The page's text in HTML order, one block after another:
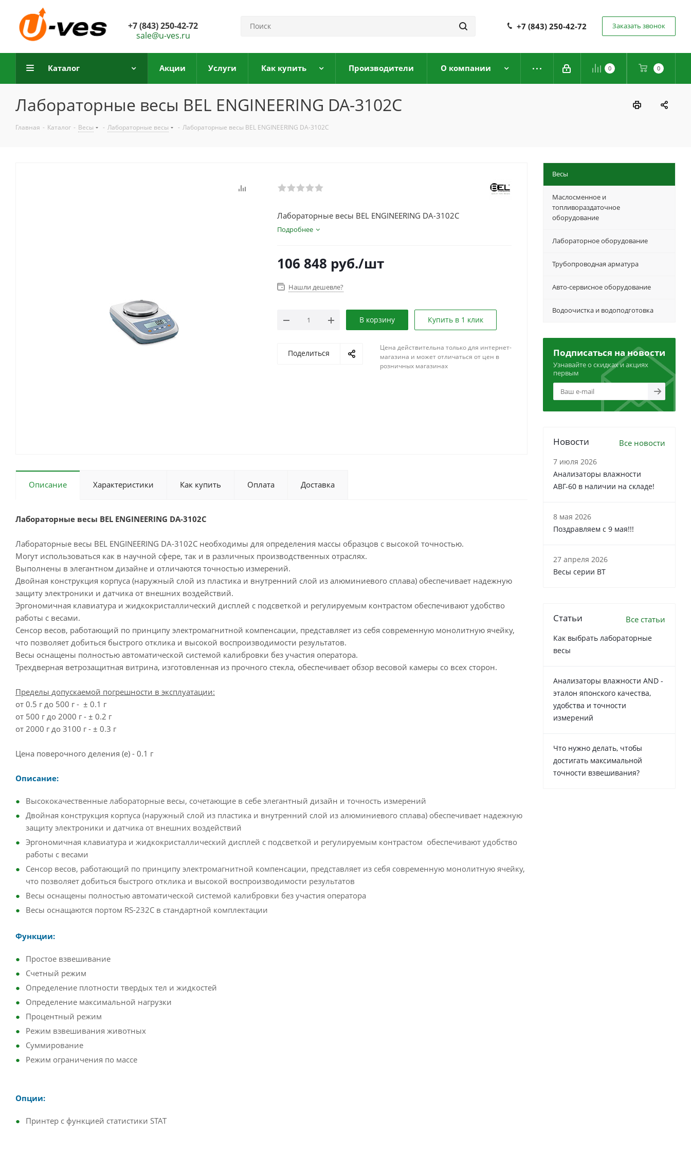
+7 (843) 250-42-72
sale@u-ves.ru
+7 (843) 250-42-72 Заказать звонок
0 0
Каталог Акции Услуги Как купить Производители О компании
Лабораторные весы BEL ENGINEERING DA-3102C
Главная - Каталог - Весы - Лабораторные весы - Лабораторные весы BEL ENGINEERING DA-3102C
Лабораторные весы BEL ENGINEERING DA-3102C
Подробнее
106 848 руб./шт
Нашли дешевле?
В корзину Купить в 1 клик
Поделиться
Цена действительна только для интернет-
магазина и может отличаться от цен в
розничных магазинах
Описание Характеристики Как купить Оплата Доставка
Лабораторные весы BEL ENGINEERING DA-3102C
Лабораторные весы BEL ENGINEERING DA-3102C необходимы для определения массы образцов с высокой точностью.
Могут использоваться как в научной сфере, так и в различных производственных отраслях.
Выполнены в элегантном дизайне и отличаются точностью измерений.
Двойная конструкция корпуса (наружный слой из пластика и внутренний слой из алюминиевого сплава) обеспечивает надежную
защиту электроники и датчика от внешних воздействий.
Эргономичная клавиатура и жидкокристаллический дисплей с подсветкой и регулируемым контрастом обеспечивают удобство
работы с весами.
Сенсор весов, работающий по принципу электромагнитной компенсации, представляет из себя современную монолитную ячейку,
что позволяет добиться быстрого отклика и высокой воспроизводимости результатов.
Весы оснащены полностью автоматической системой калибровки без участия оператора.
Трехдверная ветрозащитная витрина, изготовленная из прочного стекла, обеспечивает обзор весовой камеры со всех сторон.
Пределы допускаемой погрешности в эксплуатации:
от 0.5 г до 500 г - ± 0.1 г
от 500 г до 2000 г - ± 0.2 г
от 2000 г до 3100 г - ± 0.3 г
Цена поверочного деления (e) - 0.1 г
Описание:
Высококачественные лабораторные весы, сочетающие в себе элегантный дизайн и точность измерений
Двойная конструкция корпуса (наружный слой из пластика и внутренний слой из алюминиевого сплава) обеспечивает надежную
защиту электроники и датчика от внешних воздействий
Эргономичная клавиатура и жидкокристаллический дисплей с подсветкой и регулируемым контрастом обеспечивают удобство
работы с весами
Сенсор весов, работающий по принципу электромагнитной компенсации, представляет из себя современную монолитную ячейку,
что позволяет добиться быстрого отклика и высокой воспроизводимости результатов
Весы оснащены полностью автоматической системой калибровки без участия оператора
Весы оснащаются портом RS-232C в стандартной комплектации
​Функции:
Простое взвешивание
Счетный режим
Определение плотности твердых тел и жидкостей
Определение максимальной нагрузки
Процентный режим
Режим взвешивания животных
Суммирование
Режим ограничения по массе
Опции:
Принтер с функцией статистики STAT
Весы
Маслосменное и
топливораздаточное
оборудование
Лабораторное оборудование
Трубопроводная арматура
Авто-сервисное оборудование
Водоочистка и водоподготовка
Подписаться на новости
Узнавайте о скидках и акциях
первым
Новости Все новости
7 июля 2026
Анализаторы влажности
АВГ-60 в наличии на складе!
8 мая 2026
Поздравляем с 9 мая!!!
27 апреля 2026
Весы серии ВТ
Статьи Все статьи
Как выбрать лабораторные
весы
Анализаторы влажности AND -
эталон японского качества,
удобства и точности
измерений
Что нужно делать, чтобы
достигать максимальной
точности взвешивания?